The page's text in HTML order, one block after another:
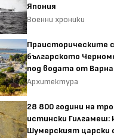
Япония
Военни хроники
Праисторическите
българското
под водата от
Архитектура
28 800 години на
истински Гилгамеш:
Шумерският царски